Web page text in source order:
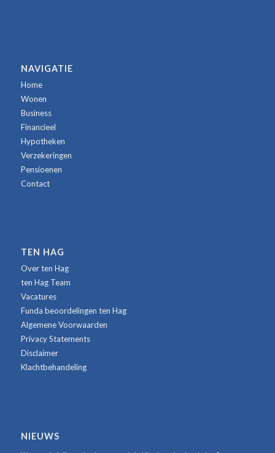
NAVIGATIE
Home
Wonen
Business
Financieel
Hypotheken
Verzekeringen
Pensioenen
Contact
TEN HAG
Over ten Hag
ten Hag Team
Vacatures
Funda beoordelingen ten Hag
Algemene Voorwaarden
Privacy Statements
Disclaimer
Klachtbehandeling
NIEUWS